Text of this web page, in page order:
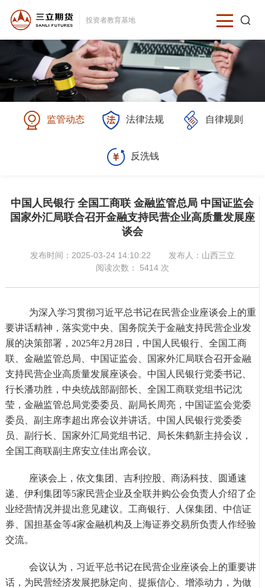
投资者教育基地
监管动态 法律法规 自律规则
反洗钱
中国人民银行 全国工商联 金融监管总局 中国证监会
国家外汇局联合召开金融支持民营企业高质量发展座
谈会
发布时间：2025-03-24 14:10:22 发布人： 山西三立
阅读次数： 5414次
为深入学习贯彻习近平总书记在民营企业座谈会上的重
要讲话精神，落实党中央、国务院关于金融支持民营企业发
展的决策部署， 2025年2月28日，中国人民银行、全国工商
联、金融监管总局、中国证监会、国家外汇局联合召开金融
支持民营企业高质量发展座谈会。中国人民银行党委书记、
行长潘功胜，中央统战部副部长、全国工商联党组书记沈
莹，金融监管总局党委委员、副局长周亮，中国证监会党委
委员、副主席李超出席会议并讲话。中国人民银行党委委
员、副行长、国家外汇局党组书记、局长朱鹤新主持会议，
全国工商联副主席安立佳出席会议。
座谈会上，依文集团、吉利控股、商汤科技、圆通速
递、伊利集团等5家民营企业及全联并购公会负责人介绍了企
业经营情况并提出意见建议。工商银行、人保集团、中信证
券、国担基金等4家金融机构及上海证券交易所负责人作经验
交流。
会议认为，习近平总书记在民营企业座谈会上的重要讲
话，为民营经济发展把脉定向、提振信心、增添动力，为做